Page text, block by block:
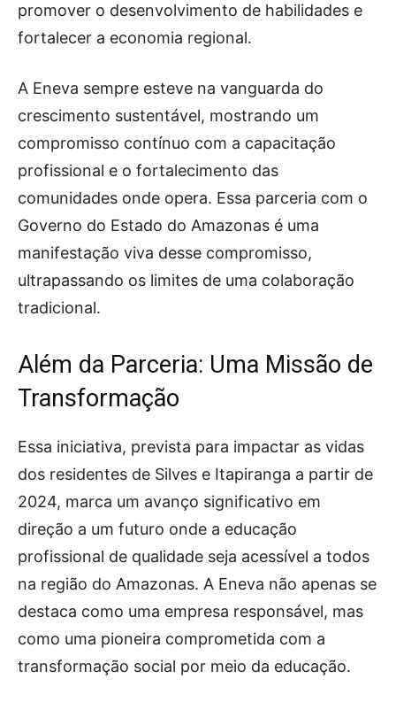
promover o desenvolvimento de habilidades e
fortalecer a economia regional.
A Eneva sempre esteve na vanguarda do
crescimento sustentável, mostrando um
compromisso contínuo com a capacitação
profissional e o fortalecimento das
comunidades onde opera. Essa parceria com o
Governo do Estado do Amazonas é uma
manifestação viva desse compromisso,
ultrapassando os limites de uma colaboração
tradicional.
Além da Parceria: Uma Missão de
Transformação
Essa iniciativa, prevista para impactar as vidas
dos residentes de Silves e Itapiranga a partir de
2024, marca um avanço significativo em
direção a um futuro onde a educação
profissional de qualidade seja acessível a todos
na região do Amazonas. A Eneva não apenas se
destaca como uma empresa responsável, mas
como uma pioneira comprometida com a
transformação social por meio da educação.